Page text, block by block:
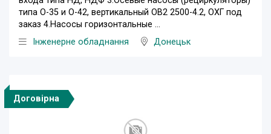
типа О-35 и О-42, вертикальный ОВ2 2500-4.2, ОХГ под
заказ 4.Насосы горизонтальные ...
Інженерне обладнання
Донецьк
Договірна